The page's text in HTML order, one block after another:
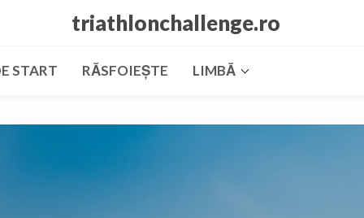
triathlonchallenge.ro
START RĂSFOIEȘTE LIMBĂ